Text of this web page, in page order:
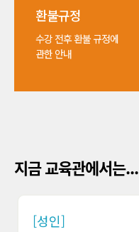
환불규정
수강 전후 환불 규정에
관한 안내
지금 교육관에서는...
[성인]